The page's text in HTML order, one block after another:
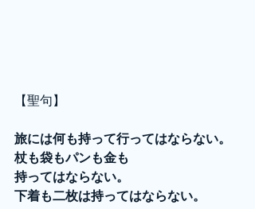
【聖句】
旅には何も持って行ってはならない。
杖も袋もパンも金も
持ってはならない。
下着も二枚は持ってはならない。